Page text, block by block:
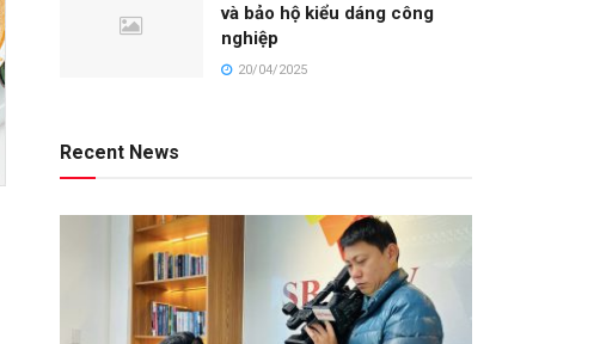
và bảo hộ kiểu dáng công
nghiệp
20/04/2025
Recent News